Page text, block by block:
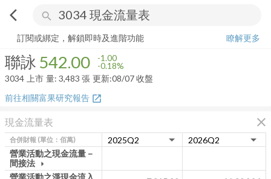
arrow_back_ios search
聯詠 542.00 -0.18%
訂閱或綁定，解鎖即時及進階功能
瞭解更多
聯詠 542.00 -1.00
-0.18%
3034 上市 量: 3,483 張 更新:08/07 收盤
前往相關富果研究報告 open_in_new
現金流量表 close
合併財報 (單位：佰萬)
營業活動之現金流量－
間接法 arrow_drop_down
營業活動之淨現金流入